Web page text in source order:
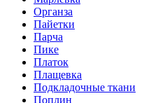
Органза
Пайетки
Парча
Пике
Платок
Плащевка
Подкладочные ткани
Поплин